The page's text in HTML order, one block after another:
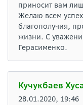
приносит вам
Желаю всем
благополучия,
жизни. С
Герасименко.
Кучукбаев
28.01.2020, 19:46